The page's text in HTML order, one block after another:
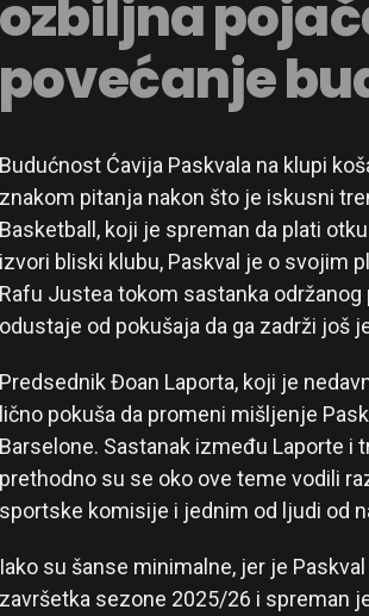
ozbiljna
povećanje
Budućnost Ćavija Paskvala na klupi
znakom pitanja nakon što je iskusni
Basketball, koji je spreman da plati
izvori bliski klubu, Paskval je o svojim
Rafu Justea tokom sastanka
odustaje od pokušaja da ga zadrži još
Predsednik Đoan Laporta, koji je
lično pokuša da promeni mišljenje
Barselone. Sastanak između Laporte i
prethodno su se oko ove teme vodili
sportske komisije i jednim od ljudi od
Iako su šanse minimalne, jer je
završetka sezone 2025/26 i spreman